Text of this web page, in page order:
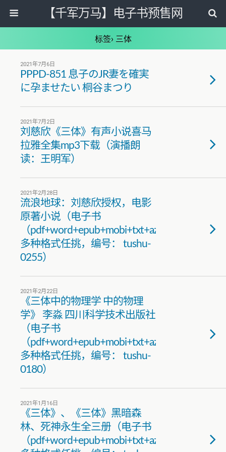
【千军万马】电子书预售网
标签› 三体
2021年7月6日
PPPD-851 息子のJR妻を確実
に孕ませたい 桐谷まつり
2021年7月2日
刘慈欣《三体》有声小说喜马
拉雅全集mp3下载（演播朗
读：王明军）
2021年2月28日
流浪地球：刘慈欣授权，电影
原著小说（电子书
（pdf+word+epub+mobi+txt+azw3）
多种格式任挑，编号： tushu-
0255）
2021年2月22日
《三体中的物理学 中的物理
学》 李淼 四川科学技术出版社
（电子书
（pdf+word+epub+mobi+txt+azw3）
多种格式任挑，编号： tushu-
0180）
2021年1月16日
《三体》、《三体》黑暗森
林、死神永生全三册（电子书
（pdf+word+epub+mobi+txt+azw3）